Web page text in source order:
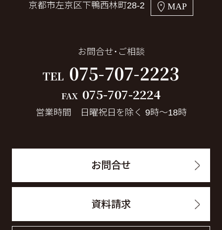
京都市左京区下鴨西林町28-2
MAP
お問合せ・ご相談
TEL 075-707-2223
FAX 075-707-2224
営業時間 日曜祝日を除く 9時～18時
お問合せ
資料請求